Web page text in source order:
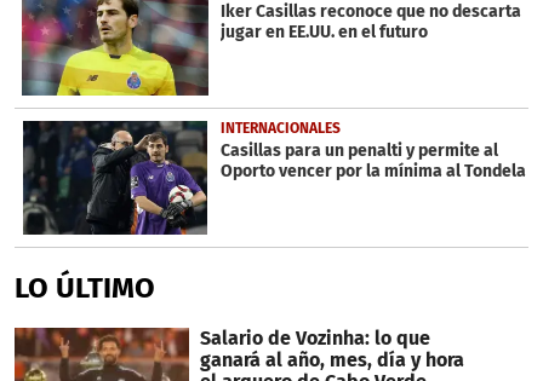
Iker Casillas reconoce que no descarta
jugar en EE.UU. en el futuro
INTERNACIONALES
Casillas para un penalti y permite al
Oporto vencer por la mínima al Tondela
LO ÚLTIMO
Salario de Vozinha: lo que
ganará al año, mes, día y hora